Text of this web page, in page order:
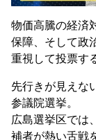
物価高騰の経済
保障、そして政
重視して投票す
先行きが見えな
参議院選挙。
広島選挙区では
補者が熱い舌戦